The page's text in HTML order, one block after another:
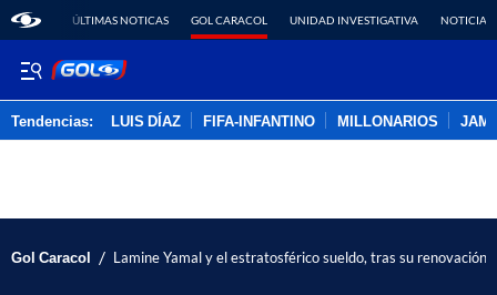
ÚLTIMAS NOTICAS GOL CARACOL UNIDAD INVESTIGATIVA NOTICIAS
Tendencias: LUIS DÍAZ FIFA-INFANTINO MILLONARIOS
Gol Caracol / Lamine Yamal y el estratosférico sueldo, tras su renovación